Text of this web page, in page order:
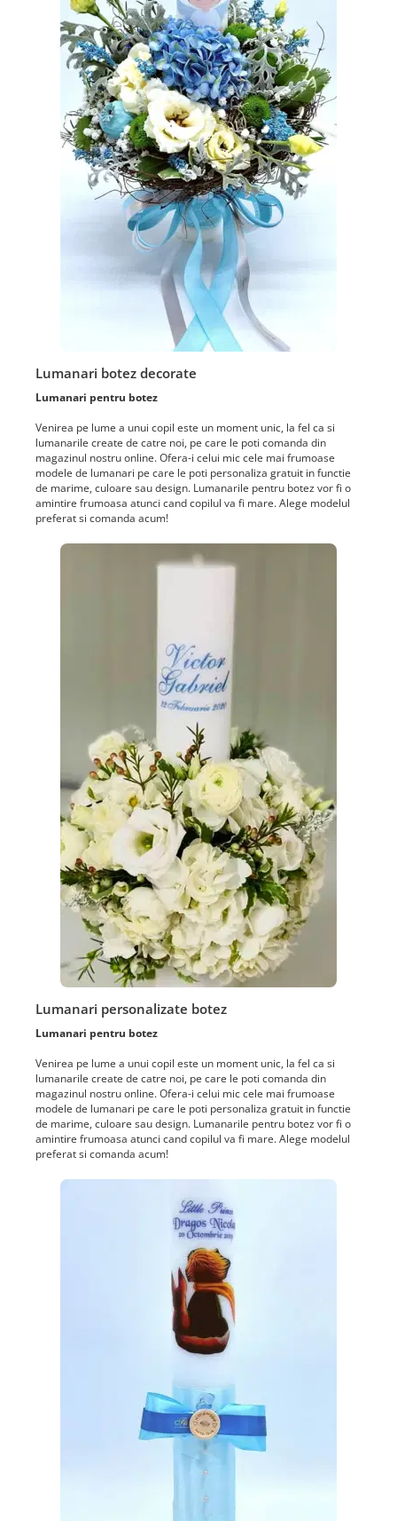
Lumanari botez decorate
Lumanari pentru botez
Venirea pe lume a unui copil este un moment unic, la fel ca si
lumanarile create de catre noi, pe care le poti comanda din
magazinul nostru online. Ofera-i celui mic cele mai frumoase
modele de lumanari pe care le poti personaliza gratuit in functie
de marime, culoare sau design. Lumanarile pentru botez vor fi o
amintire frumoasa atunci cand copilul va fi mare. Alege modelul
preferat si comanda acum!
Lumanari personalizate botez
Lumanari pentru botez
Venirea pe lume a unui copil este un moment unic, la fel ca si
lumanarile create de catre noi, pe care le poti comanda din
magazinul nostru online. Ofera-i celui mic cele mai frumoase
modele de lumanari pe care le poti personaliza gratuit in functie
de marime, culoare sau design. Lumanarile pentru botez vor fi o
amintire frumoasa atunci cand copilul va fi mare. Alege modelul
preferat si comanda acum!